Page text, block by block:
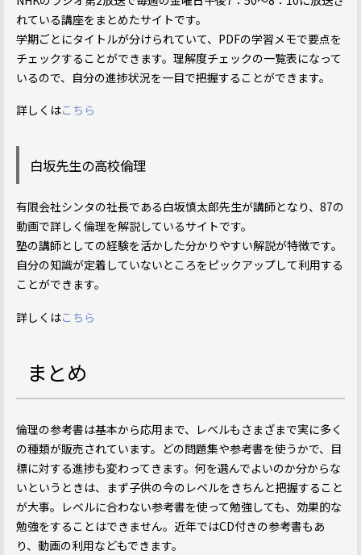
れている講座をまとめたサイトです。
学期ごとにタイトルが分けられていて、PDFの学習メモで要点を
チェックすることができます。理解度チェックの一覧表になって
いるので、自分の進捗状況を一目で把握することができます。
詳しくはこちら
白坂先生の高校倫理
有限会社シンタの社長である白坂慎太郎先生が講師となり、87の
動画で詳しく倫理を解説しているサイトです。
塾の講師としての経験を活かした分かりやすい解説が特徴です。
自分の知識が定着していないところをピックアップして利用する
ことができます。
詳しくはこちら
まとめ
倫理の参考書は基本から応用まで、レベルもさまざまで実に多く
の種類が販売されています。どの問題集や参考書を使うかで、目
標に対する進捗も変わってきます。何を選んでよいのか分からな
いというときは、まず子供の今のレベルをきちんと把握すること
が大事。レベルに合わない参考書を使って勉強しても、効果的な
勉強をすることはできません。近年ではCD付きの参考書もあ
り、動画の利用などもできます。